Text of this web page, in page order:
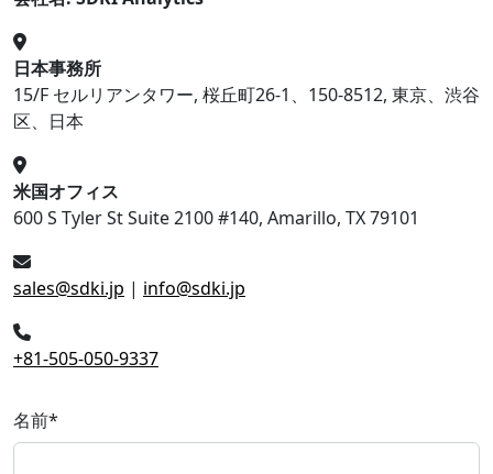
日本事務所
15/F セルリアンタワー, 桜丘町26-1、150-8512, 東京、渋谷
区、日本
米国オフィス
600 S Tyler St Suite 2100 #140, Amarillo, TX 79101
sales@sdki.jp | info@sdki.jp
+81-505-050-9337
名前*